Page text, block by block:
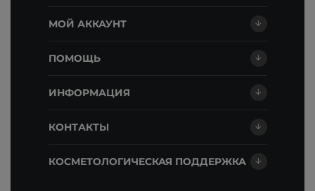
МОЙ АККАУНТ
ПОМОЩЬ
ИНФОРМАЦИЯ
КОНТАКТЫ
КОСМЕТОЛОГИЧЕСКАЯ ПОДДЕРЖКА